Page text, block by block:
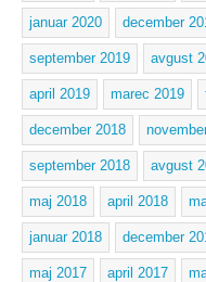
januar 2020 december
september 2019 avgust
april 2019 marec 2019
december 2018
september 2018 avgust
maj 2018 april 2018
januar 2018 december
maj 2017 april 2017